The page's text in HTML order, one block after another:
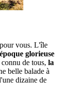
vous. L'île
glorieuse
de tous, la
belle balade à
dizaine de